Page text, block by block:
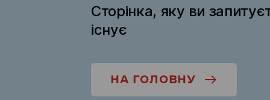
Сторінка, яку ви
існує
НА ГОЛОВНУ